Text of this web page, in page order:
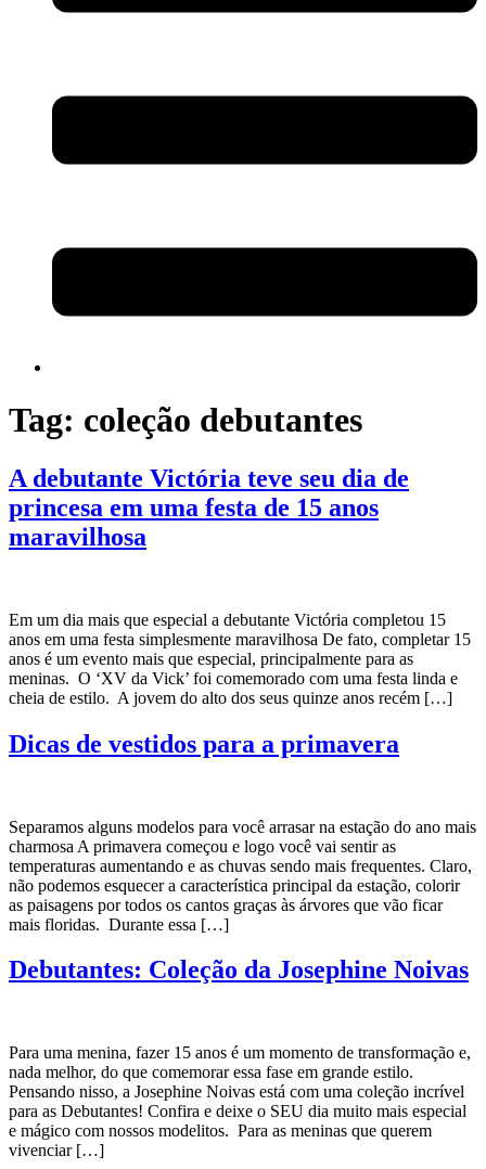
Tag: coleção debutantes
A debutante Victória teve seu dia de
princesa em uma festa de 15 anos
maravilhosa
Em um dia mais que especial a debutante Victória completou 15
anos em uma festa simplesmente maravilhosa De fato, completar 15
anos é um evento mais que especial, principalmente para as
meninas. O ‘XV da Vick’ foi comemorado com uma festa linda e
cheia de estilo. A jovem do alto dos seus quinze anos recém […]
Dicas de vestidos para a primavera
Separamos alguns modelos para você arrasar na estação do ano mais
charmosa A primavera começou e logo você vai sentir as
temperaturas aumentando e as chuvas sendo mais frequentes. Claro,
não podemos esquecer a característica principal da estação, colorir
as paisagens por todos os cantos graças às árvores que vão ficar
mais floridas. Durante essa […]
Debutantes: Coleção da Josephine Noivas
Para uma menina, fazer 15 anos é um momento de transformação e,
nada melhor, do que comemorar essa fase em grande estilo.
Pensando nisso, a Josephine Noivas está com uma coleção incrível
para as Debutantes! Confira e deixe o SEU dia muito mais especial
e mágico com nossos modelitos. Para as meninas que querem
vivenciar […]